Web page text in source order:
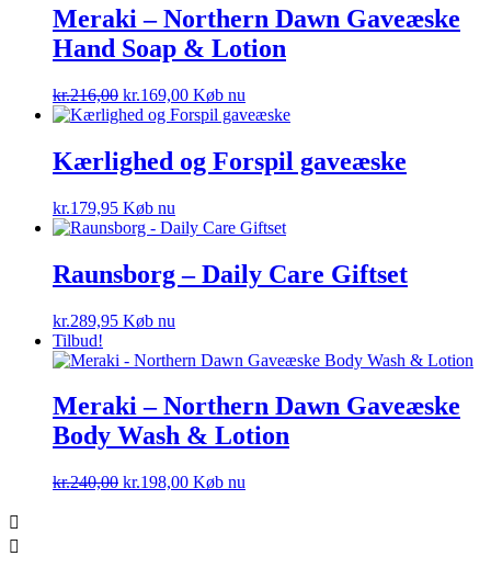
kr.229,95.
kr.189,95.
Meraki – Northern Dawn Gaveæske
Hand Soap & Lotion
kr.216,00 Den
oprindelige
var:
kr.216,00.
kr.169,00Den
aktuelle
er:
kr.169,00.
Køb nu
Kærlighed og Forspil gaveæske
kr.179,95 Køb nu
Raunsborg – Daily Care Giftset
kr.289,95 Køb nu
Tilbud!
Meraki – Northern Dawn Gaveæske
Body Wash & Lotion
kr.240,00 Den
kr.198,00Den
Køb nu